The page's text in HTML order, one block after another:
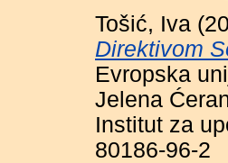
Tošić, Iva
Direktivom
Evropska
Jelena
Institut za
80186-96-2